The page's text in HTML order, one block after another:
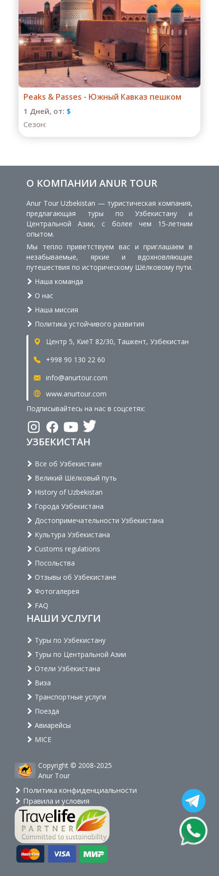
Лучшее на Кавказе — Расширенная версия
1 Дней, от: $
Сезон:
О КОМПАНИИ ANUR TOUR
Anur Tour Uzbekistan — туристическая компания,
предлагающая туры по Узбекистану и
Центральной Азии, с более чем 15-летним
опытом.
Мы тепло приветствуем вас и приглашаем в
незабываемые, яркие и вдохновляющие
путешествия по историческому Шёлковому пути.
Наша команда
О нас
Наша миссия
Политика устойчивого развития
Центр 5, КиёТ 82/30, Ташкент, Узбекистан
+998 90 130 22 60
info@anurtour.com
www.anurtour.com
Подписывайтесь на нас в соцсетях:
УЗБЕКИСТАН
Все об Узбекистане
Великий Шёлковый путь
History of Uzbekistan
Города Узбекистана
Достопримечательности Узбекистана
Культура Узбекистана
Customs regulations
Посольства
Отзывы об Узбекистане
Фотогалерея
FAQ
НАШИ УСЛУГИ
Туры по Узбекистану
Туры по Центральной Азии
Отели Узбекистана
Виза
Транспортные услуги
Поезда
Авиарейсы
MICE
Copyright © 2008-2025
Anur Tour
Политика конфиденциальности
Правила и условия